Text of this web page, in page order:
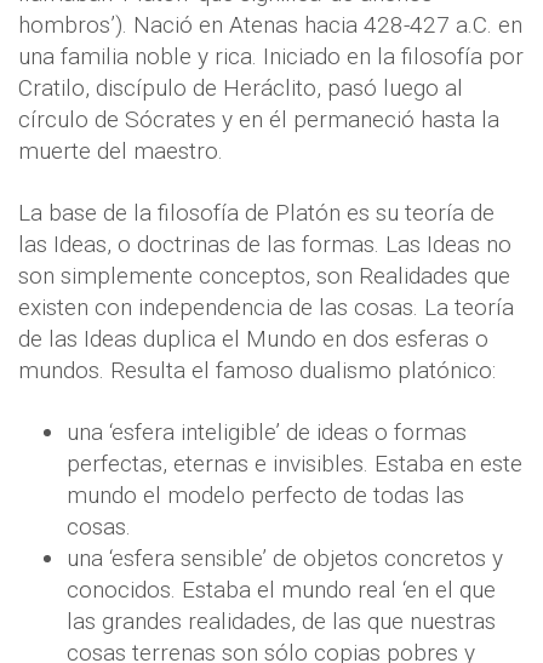
hombros’). Nació en Atenas hacia 428-427 a.C. en
una familia noble y rica. Iniciado en la filosofía por
Cratilo, discípulo de Heráclito, pasó luego al
círculo de Sócrates y en él permaneció hasta la
muerte del maestro.
La base de la filosofía de Platón es su teoría de
las Ideas, o doctrinas de las formas. Las Ideas no
son simplemente conceptos, son Realidades que
existen con independencia de las cosas. La teoría
de las Ideas duplica el Mundo en dos esferas o
mundos. Resulta el famoso dualismo platónico:
una ‘esfera inteligible’ de ideas o formas
perfectas, eternas e invisibles. Estaba en este
mundo el modelo perfecto de todas las
cosas.
una ‘esfera sensible’ de objetos concretos y
conocidos. Estaba el mundo real ‘en el que
las grandes realidades, de las que nuestras
cosas terrenas son sólo copias pobres y